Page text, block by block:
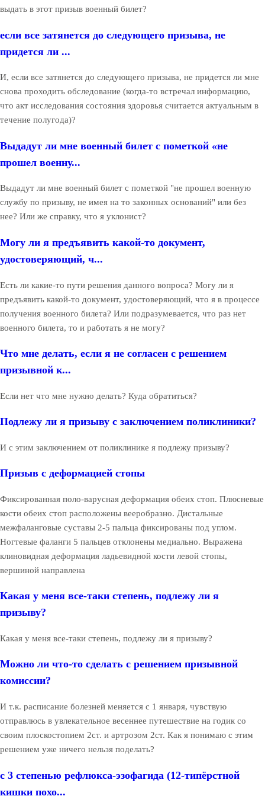
выдать в этот призыв военный билет?
если все затянется до следующего призыва, не
придется ли ...
И, если все затянется до следующего призыва, не придется ли мне
снова проходить обследование (когда-то встречал информацию,
что акт исследования состояния здоровья считается актуальным в
течение полугода)?
Выдадут ли мне военный билет с пометкой «не
прошел военну...
Выдадут ли мне военный билет с пометкой "не прошел военную
службу по призыву, не имея на то законных оснований" или без
нее? Или же справку, что я уклонист?
Могу ли я предъявить какой-то документ,
удостоверяющий, ч...
Есть ли какие-то пути решения данного вопроса? Могу ли я
предъявить какой-то документ, удостоверяющий, что я в процессе
получения военного билета? Или подразумевается, что раз нет
военного билета, то и работать я не могу?
Что мне делать, если я не согласен с решением
призывной к...
Если нет что мне нужно делать? Куда обратиться?
Подлежу ли я призыву с заключением поликлиники?
И с этим заключением от поликлинике я подлежу призыву?
Призыв с деформацией стопы
Фиксированная поло-варусная деформация обеих стоп. Плюсневые
кости обеих стоп расположены вееробразно. Дистальные
межфаланговые суставы 2-5 пальца фиксированы под углом.
Ногтевые фаланги 5 пальцев отклонены медиально. Выражена
клиновидная деформация ладьевидной кости левой стопы,
вершиной направлена
Какая у меня все-таки степень, подлежу ли я
призыву?
Какая у меня все-таки степень, подлежу ли я призыву?
Можно ли что-то сделать с решением призывной
комиссии?
И т.к. расписание болезней меняется с 1 января, чувствую
отправлюсь в увлекательное весеннее путешествие на годик со
своим плоскостопием 2ст. и артрозом 2ст. Как я понимаю с этим
решением уже ничего нельзя поделать?
с 3 степенью рефлюкса-эзофагида (12-типёрстной
кишки похо...